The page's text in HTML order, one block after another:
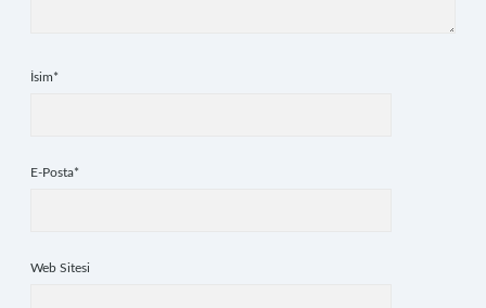
İsim*
E-Posta*
Web Sitesi